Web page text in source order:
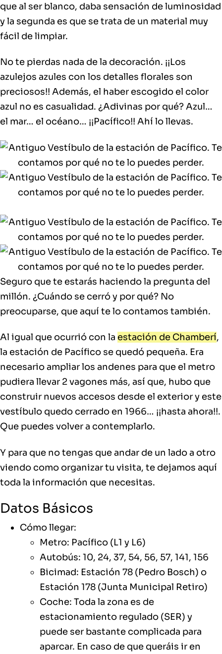
que al ser blanco, daba sensación de luminosidad
y la segunda es que se trata de un material muy
fácil de limpiar.
No te pierdas nada de la decoración. ¡¡Los
azulejos azules con los detalles florales son
preciosos!! Además, el haber escogido el color
azul no es casualidad. ¿Adivinas por qué? Azul…
el mar… el océano… ¡¡Pacífico!! Ahí lo llevas.
Seguro que te estarás haciendo la pregunta del
millón. ¿Cuándo se cerró y por qué? No
preocuparse, que aquí te lo contamos también.
Al igual que ocurrió con la estación de Chamberí,
la estación de Pacífico se quedó pequeña. Era
necesario ampliar los andenes para que el metro
pudiera llevar 2 vagones más, así que, hubo que
construir nuevos accesos desde el exterior y este
vestíbulo quedo cerrado en 1966… ¡¡hasta ahora!!.
Que puedes volver a contemplarlo.
Y para que no tengas que andar de un lado a otro
viendo como organizar tu visita, te dejamos aquí
toda la información que necesitas.
Datos Básicos
Cómo llegar:
Metro: Pacífico (L1 y L6)
Autobús: 10, 24, 37, 54, 56, 57, 141, 156
Bicimad: Estación 78 (Pedro Bosch) o
Estación 178 (Junta Municipal Retiro)
Coche: Toda la zona es de
estacionamiento regulado (SER) y
puede ser bastante complicada para
aparcar. En caso de que queráis ir en